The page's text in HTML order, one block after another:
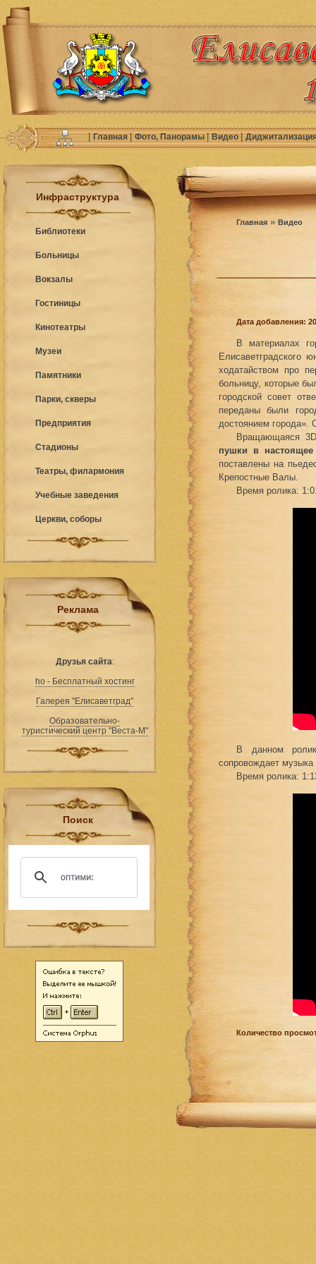
|Главная|Фото, Панорамы|Видео|
Инфраструктура
Библиотеки
Больницы
Вокзалы
Гостиницы
Кинотеатры
Музеи
Памятники
Парки, скверы
Предприятия
Стадионы
Театры, филармония
Учебные заведения
Церкви, соборы
Реклама
Друзья сайта:
ho - Бесплатный хостинг
Галерея "Елисаветград"
Образовательно-
туристический центр "Веста-М"
Поиск
Главная » Видео
Дата добавления:
В материалах
Елисаветградского
ходатайством про
больницу, которые
городской совет
переданы были
достоянием города».
Вращающаяся
пушки в
поставлены на
Крепостные Валы.
Время ролика:
В данном
сопровождает
Время ролика:
Количество